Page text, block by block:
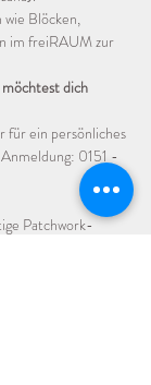
Blöcken,
im freiRAUM zur
dich
für ein persönliches
0151 -
Patchwork-